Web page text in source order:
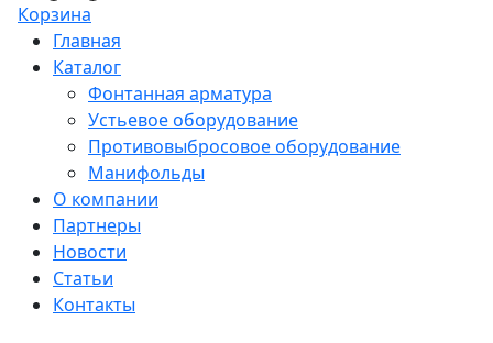
Корзина
Главная
Каталог
Фонтанная арматура
Устьевое оборудование
Противовыбросовое оборудование
Манифольды
О компании
Партнеры
Новости
Статьи
Контакты